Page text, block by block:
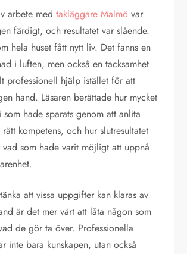
arbete medtakläggare Malmö var
färdigt, och resultatet var slående.
hela huset fått nytt liv. Det fanns en
i luften, men också en tacksamhet
professionell hjälp istället för att
hand. Läsaren berättade hur mycket
hade sparats genom att anlita
kompetens, och hur slutresultatet
som hade varit möjligt att uppnå
att vissa uppgifter kan klaras av
är det mer värt att låta någon som
de gör ta över. Professionella
inte bara kunskapen, utan också